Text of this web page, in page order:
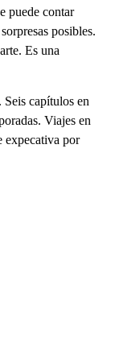
puede contar
posibles.
Es una
capítulos en
Viajes en
expecativa por